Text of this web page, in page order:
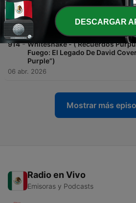
915 -
Lee Aaron - (La Reina Que
De Los 80)
07 abr. 2026
914 - Whitesnake - ( Recuerdos
Fuego: El Legado De David
Purple”)
06 abr. 2026
Mostrar más
Radio en Vivo
Emisoras y Podcasts
DESCARGAR